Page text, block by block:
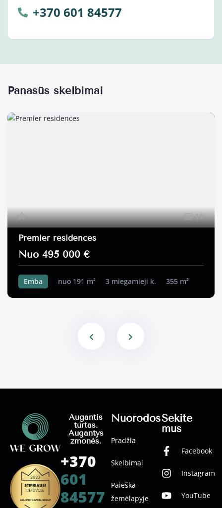
+370 601 84577
Panašūs skelbimai
11
Premier residences
Nuo 495 000 €
Emba nuo 191 m² 3 miegamieji k. 355 m²
Nuorodos
Pradžia
Skelbimai
Paieška
žemėlapyje
Sekite
mus
Facebook
Instagram
YouTube
Augantis
turtas.
Augantys
žmonės.
+370
601
84577